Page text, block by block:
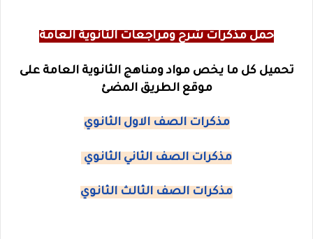
حمل مذكرات شرح ومراجعات الثانوية العامة
تحميل كل ما يخص مواد ومناهج الثانوية العامة على
موقع الطريق المضئ
مذكرات الصف الاول الثانوي
مذكرات الصف الثاني الثانوي
مذكرات الصف الثالث الثانوي